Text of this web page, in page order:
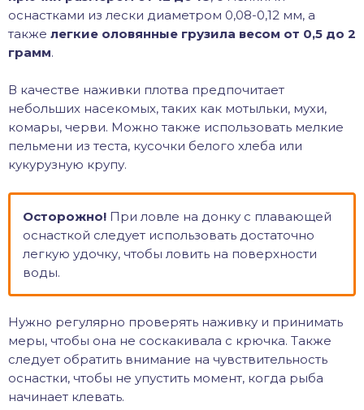
оснастками из лески диаметром 0,08-0,12 мм, а
также легкие оловянные грузила весом от 0,5 до 2
грамм.
В качестве наживки плотва предпочитает
небольших насекомых, таких как мотыльки, мухи,
комары, черви. Можно также использовать мелкие
пельмени из теста, кусочки белого хлеба или
кукурузную крупу.
Осторожно! При ловле на донку с плавающей
оснасткой следует использовать достаточно
легкую удочку, чтобы ловить на поверхности
воды.
Нужно регулярно проверять наживку и принимать
меры, чтобы она не соскакивала с крючка. Также
следует обратить внимание на чувствительность
оснастки, чтобы не упустить момент, когда рыба
начинает клевать.